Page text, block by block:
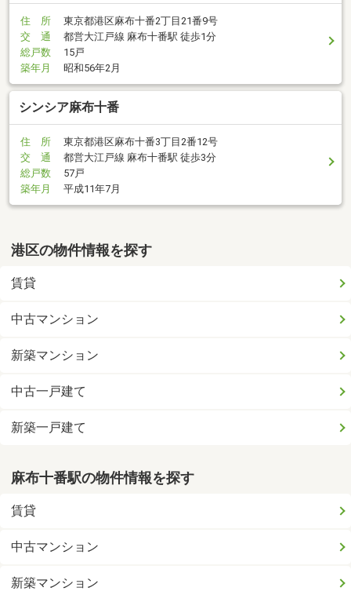
住 所
東京都港区麻布十番2丁目21番9号
交 通
都営大江戸線 麻布十番駅 徒歩1分
総戸数
15戸
築年月
昭和56年2月
シンシア麻布十番
住 所
東京都港区麻布十番3丁目2番12号
交 通
都営大江戸線 麻布十番駅 徒歩3分
総戸数
57戸
築年月
平成11年7月
港区の物件情報を探す
賃貸
中古マンション
新築マンション
中古一戸建て
新築一戸建て
麻布十番駅の物件情報を探す
賃貸
中古マンション
新築マンション